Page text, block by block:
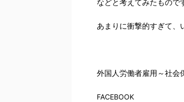
などと考えてみたもので
あまりに衝撃的すぎて、
外国人労働者雇用～社会
FACEBOOK